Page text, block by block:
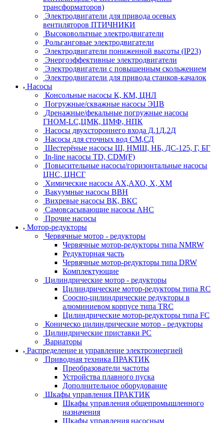
трансформаторов)
Электродвигатели для привода осевых
вентиляторов ПТИЧНИКИ
Высоковольтные электродвигатели
Рольганговые электродвигатели
Электродвигатели пониженной высоты (IP23)
Энергоэффективные электродвигатели
Электродвигатели с повышенным скольжением
Электродвигатели для привода станков-качалок
Насосы
Консольные насосы К, КМ, ЦНЛ
Погружные/скважные насосы ЭЦВ
Дренажные/фекальные погружные насосы
ГНОМ-LC,ЦМК, ЦМФ, НПК
Насосы двухстороннего входа Д,1Д,2Д
Насосы для сточных вод СМ,СД
Шестерёные насосы Ш, НМШ, НБ, ДС-125, Г, БГ
In-line насосы TD, CDM(F)
Повысительные насосы/горизонтальные насосы
ЦНС, ЦНСГ
Химические насосы АХ,АХО, Х, ХМ
Вакуумные насосы ВВН
Вихревые насосы ВК, ВКС
Самовсасывающие насосы АНС
Прочие насосы
Мотор-редукторы
Червячные мотор - редукторы
Червячные мотор-редукторы типа NMRW
Редукторная часть
Червячные мотор-редукторы типа DRW
Комплектующие
Цилиндрические мотор - редукторы
Цилиндрические мотор-редукторы типа RC
Соосно-цилиндрические редукторы в
алюминиевом корпусе типа TRC
Цилиндрические мотор-редукторы типа FC
Коническо цилиндрические мотор - редукторы
Цилиндрические приставки PC
Вариаторы
Распределение и управление электроэнергией
Приводная техника ПРАКТИК
Преобразователи частоты
Устройства плавного пуска
Дополнительное оборудование
Шкафы управления ПРАКТИК
Шкафы управления общепромышленного
назначения
Шкафы управления насосным